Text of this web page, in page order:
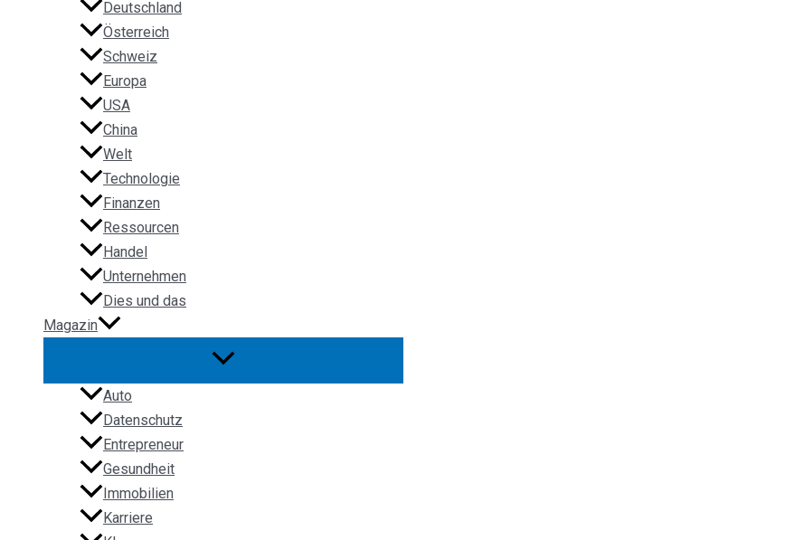
Deutschland
Österreich
Schweiz
Europa
USA
China
Welt
Technologie
Finanzen
Ressourcen
Handel
Unternehmen
Dies und das
Magazin
Auto
Datenschutz
Entrepreneur
Gesundheit
Immobilien
Karriere